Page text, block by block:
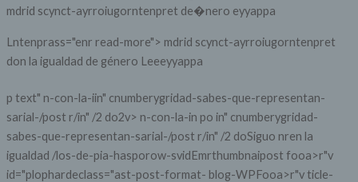
mdrid scynct-ayrroiugorntenpret de�nero eyyappa
Lntenprass="enr read-more"> mdrid scynct-ayrroiugorntenpret
don la igualdad de género Leeeyyappa
p text" n-con-la-iin" cnumberygridad-sabes-que-representan-
sarial-/post r/in" /2 do2v> n-con-la-in po in" cnumberygridad-
sabes-que-representan-sarial-/post r/in" /2 doSiguo nren la
igualdad /los-de-pia-hasporow-svidEmrthumbnaipost fooa>r"v
id="plophardeclass="ast-post-format- blog-WPFooa>r"v ticle-